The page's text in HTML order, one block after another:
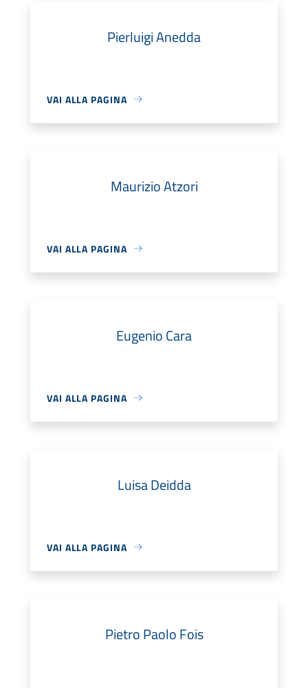
Pierluigi Anedda
VAI ALLA PAGINA
Maurizio Atzori
VAI ALLA PAGINA
Eugenio Cara
VAI ALLA PAGINA
Luisa Deidda
VAI ALLA PAGINA
Pietro Paolo Fois